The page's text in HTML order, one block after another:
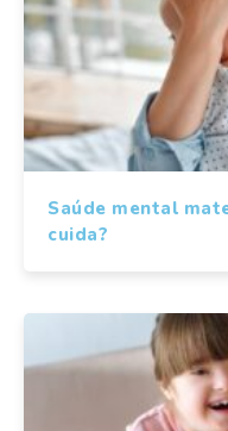
Saúde mental
cuida?